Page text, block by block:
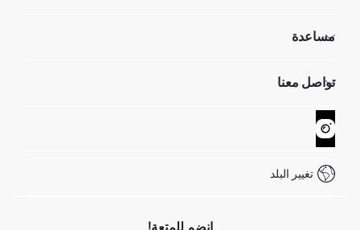
تعرف علينا
GIFT CLUB
مساعدة
عمليات الارجاع و الاستبدال السهلة
تتبع الشحنة
كيف يمكنك التسوق في ديفاكتو ؟
تواصل معنا
نموذج الاتصال
خدمة العملاء
تغيير البلد